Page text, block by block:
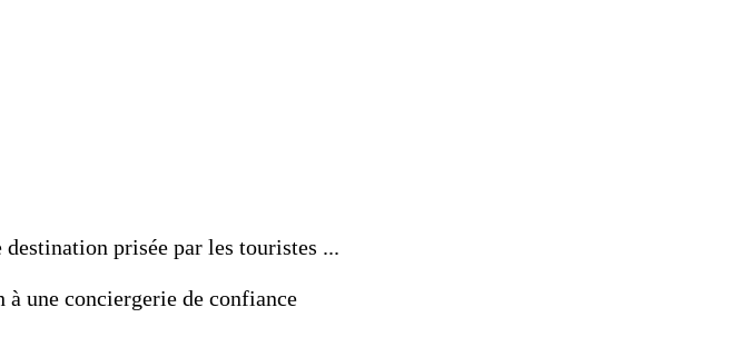
prisée par les touristes ...